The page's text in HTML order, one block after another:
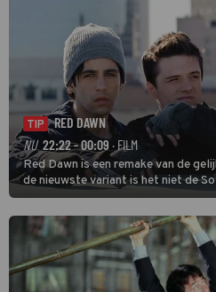
TIP
RED DAWN
NU 22:22 - 00:09· FILM
Red Dawn is een remake van de
de nieuwste variant is het niet de
binnenvallen, maar zijn Rusland en